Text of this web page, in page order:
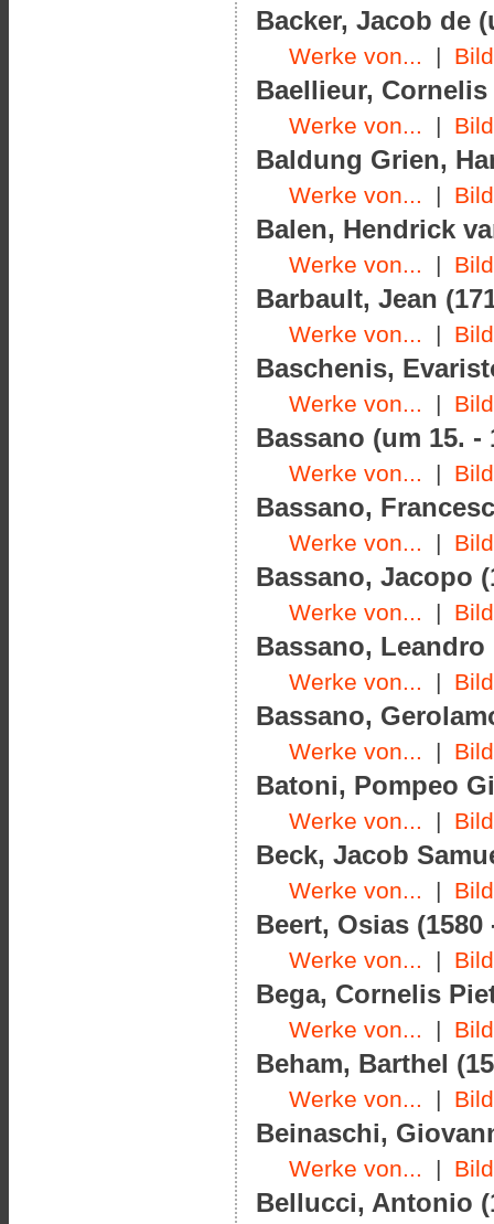
Backer, Jacob de
Werke von... |
Baellieur, Cornelis
Werke von... |
Baldung Grien,
Werke von... |
Balen, Hendrick
Werke von... |
Barbault, Jean
Werke von... |
Baschenis,
Werke von... |
Bassano (um 15. -
Werke von... |
Bassano,
Werke von... |
Bassano, Jacopo
Werke von... |
Bassano, Leandro
Werke von... |
Bassano,
Werke von... |
Batoni, Pompeo
Werke von... |
Beck, Jacob
Werke von... |
Beert, Osias (1580
Werke von... |
Bega, Cornelis
Werke von... |
Beham, Barthel
Werke von... |
Beinaschi,
Werke von... |
Bellucci, Antonio